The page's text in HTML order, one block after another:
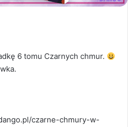
6 tomu Czarnych chmur.
czarne-chmury-w-